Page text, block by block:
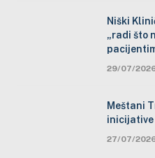
Niški
„radi što
29/07/
Meštani
inicijative
27/07/